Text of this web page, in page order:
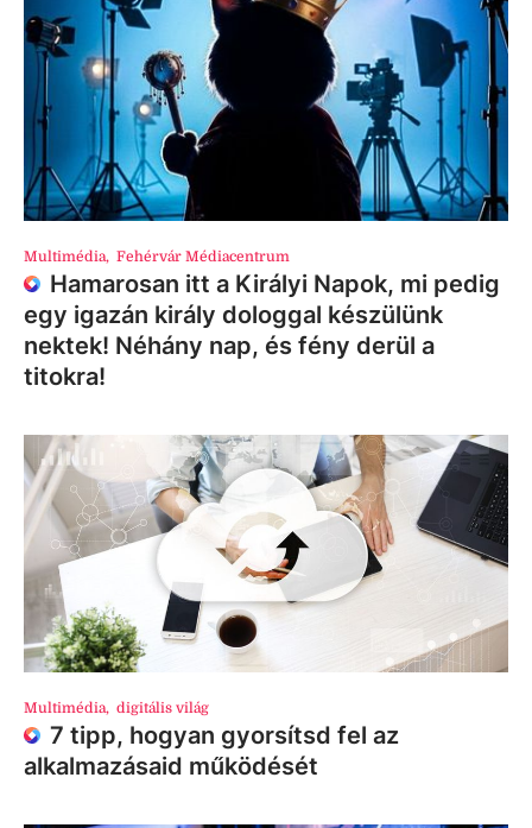
Multimédia, Fehérvár Médiacentrum
Hamarosan itt a Királyi Napok, mi pedig
egy igazán király dologgal készülünk
nektek! Néhány nap, és fény derül a
titokra!
Multimédia, digitális világ
7 tipp, hogyan gyorsítsd fel az
alkalmazásaid működését